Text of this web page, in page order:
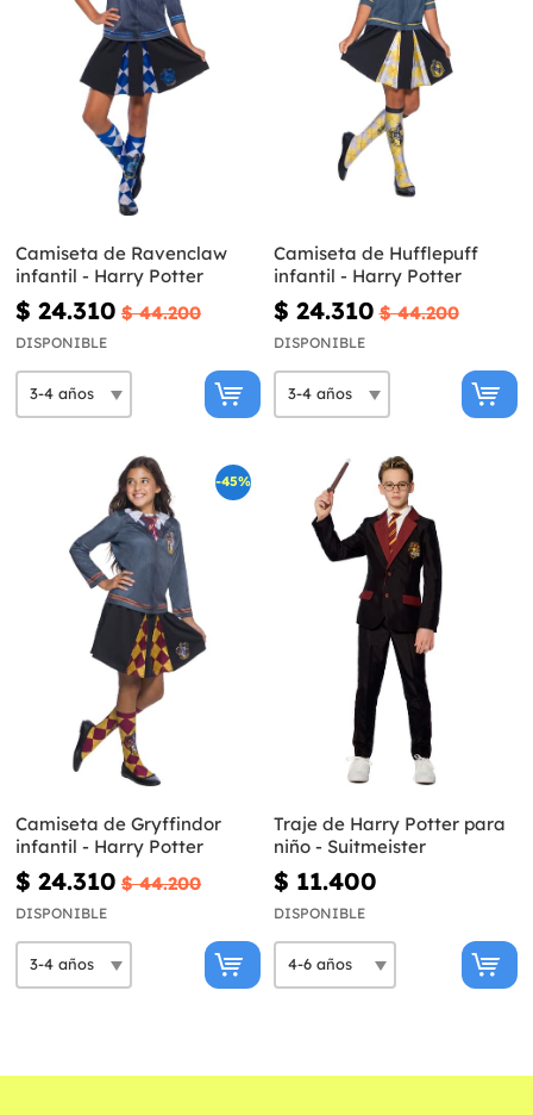
Camiseta de Ravenclaw
infantil - Harry Potter
$ 24.310 $ 44.200
DISPONIBLE
Camiseta de Hufflepuff
infantil - Harry Potter
$ 24.310 $ 44.200
DISPONIBLE
-45%
Camiseta de Gryffindor
infantil - Harry Potter
$ 24.310 $ 44.200
DISPONIBLE
Traje de Harry Potter para
niño - Suitmeister
$ 11.400
DISPONIBLE